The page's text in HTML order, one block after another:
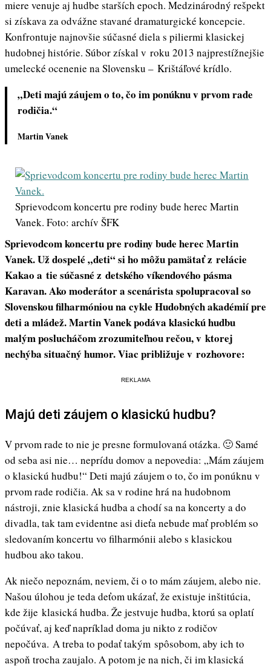
miere venuje aj hudbe starších epoch. Medzinárodný rešpekt
si získava za odvážne stavané dramaturgické koncepcie.
Konfrontuje najnovšie súčasné diela s piliermi klasickej
hudobnej histórie. Súbor získal v roku 2013 najprestížnejšie
umelecké ocenenie na Slovensku – Krištáľové krídlo.
„Deti majú záujem o to, čo im ponúknu v prvom rade
rodičia.“
Martin Vanek
Sprievodcom koncertu pre rodiny bude herec Martin
Vanek. Foto: archív ŠFK
Sprievodcom koncertu pre rodiny bude herec Martin
Vanek. Už dospelé „deti“ si ho môžu pamätať z relácie
Kakao a tie súčasné z detského víkendového pásma
Karavan. Ako moderátor a scenárista spolupracoval so
Slovenskou filharmóniou na cykle Hudobných akadémií pre
deti a mládež. Martin Vanek podáva klasickú hudbu
malým poslucháčom zrozumiteľnou rečou, v ktorej
nechýba situačný humor. Viac približuje v rozhovore:
REKLAMA
Majú deti záujem o klasickú hudbu?
V prvom rade to nie je presne formulovaná otázka. 🙂 Samé
od seba asi nie… neprídu domov a nepovedia: „Mám záujem
o klasickú hudbu!“ Deti majú záujem o to, čo im ponúknu v
prvom rade rodičia. Ak sa v rodine hrá na hudobnom
nástroji, znie klasická hudba a chodí sa na koncerty a do
divadla, tak tam evidentne asi dieťa nebude mať problém so
sledovaním koncertu vo filharmónii alebo s klasickou
hudbou ako takou.
Ak niečo nepoznám, neviem, či o to mám záujem, alebo nie.
Našou úlohou je teda deťom ukázať, že existuje inštitúcia,
kde žije klasická hudba. Že jestvuje hudba, ktorú sa oplatí
počúvať, aj keď napríklad doma ju nikto z rodičov
nepočúva. A treba to podať takým spôsobom, aby ich to
aspoň trocha zaujalo. A potom je na nich, či im klasická